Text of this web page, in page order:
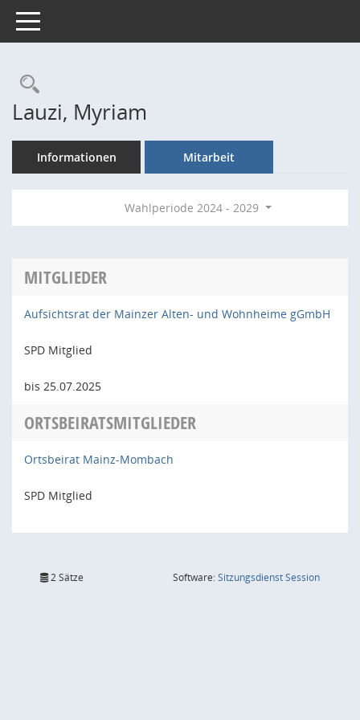
Toggle navigation
Rechercheauswahl
Lauzi, Myriam
Informationen Mitarbeit
Wahlperiode 2024 - 2029
MITGLIEDER
Aufsichtsrat der Mainzer Alten- und Wohnheime gGmbH
SPD Mitglied
bis 25.07.2025
ORTSBEIRATSMITGLIEDER
Ortsbeirat Mainz-Mombach
SPD Mitglied
2 Sätze Software:SitzungsdienstSession(Wird in